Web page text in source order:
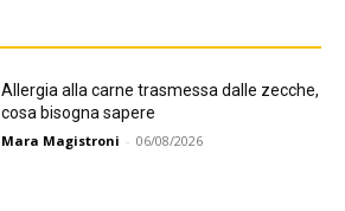
Allergia alla carne trasmessa dalle zecche,
cosa bisogna sapere
Mara Magistroni - 06/08/2026